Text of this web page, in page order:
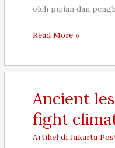
oleh pujian dan
Arti
Penghargaan,
Agustus
2007
Read More »
Ancient
fight
Artikel di Jakarta